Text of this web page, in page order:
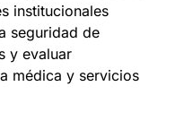
institucionales
seguridad de
y evaluar
médica y servicios